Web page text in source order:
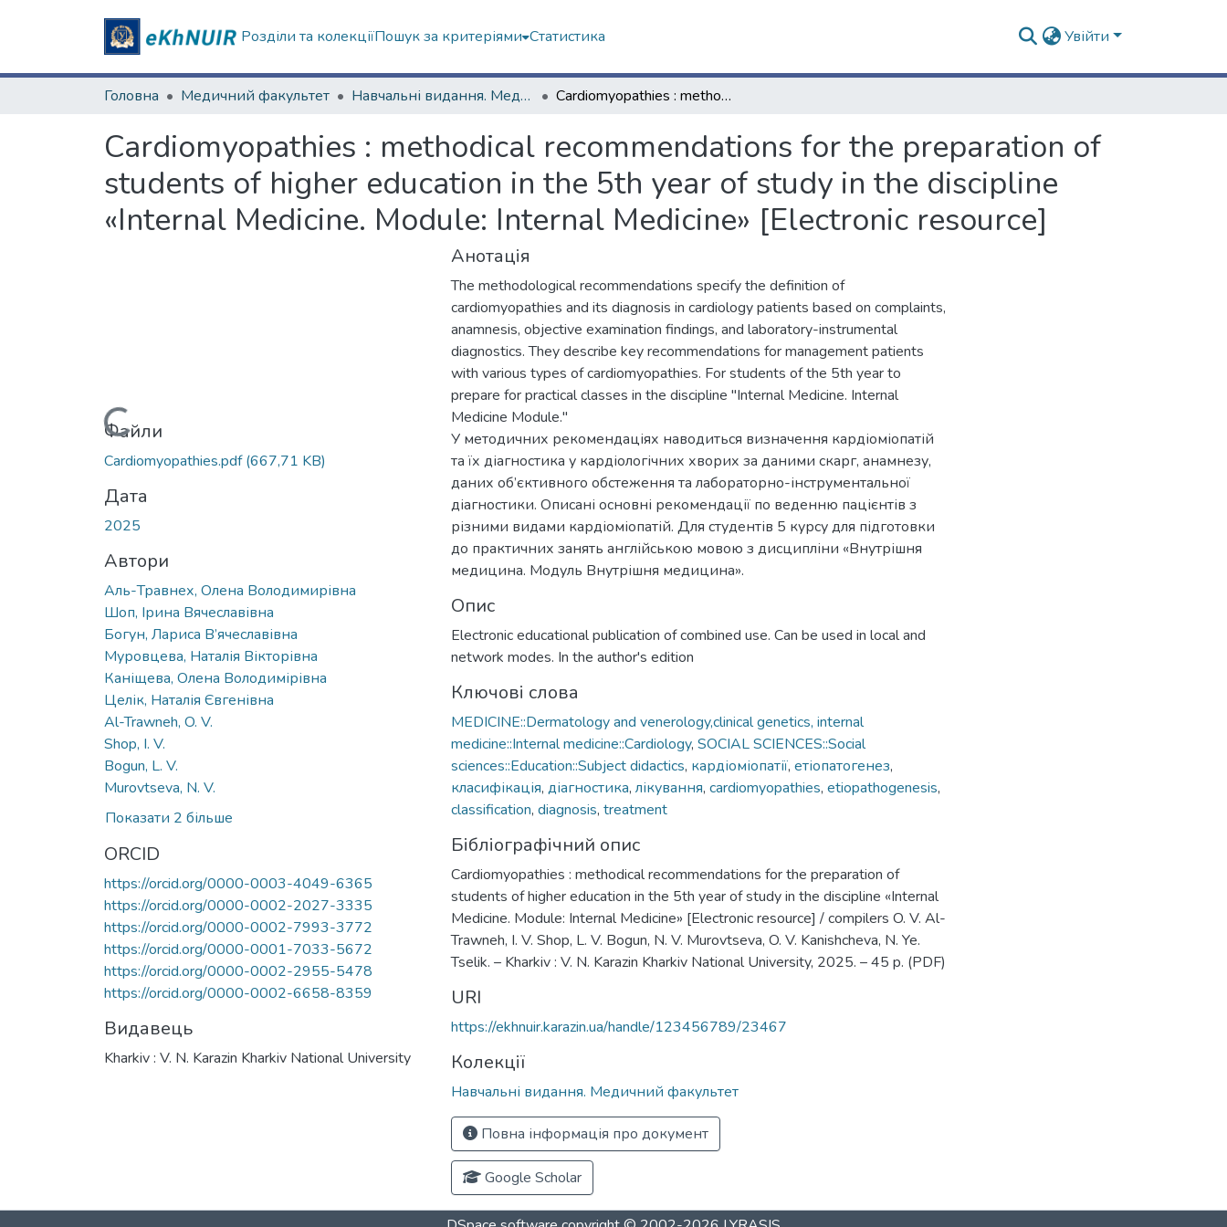
Розділи та колекціїПошук за критеріями Статистика Увійти
Головна Медичний факультет Навчальні видання. Медичний факультет Cardiomyopathies : methodical recommendations for the preparation of students of higher education in the 5th year of study in the discipline «Internal Medicine. Module: Internal Medicine» [Electronic resource]
Cardiomyopathies : methodical recommendations for the preparation of
students of higher education in the 5th year of study in the discipline
«Internal Medicine. Module: Internal Medicine» [Electronic resource]
Вантажиться...
Файли
Cardiomyopathies.pdf(667,71 KB)
Дата
2025
Автори
Аль-Травнех, Олена Володимирівна
Шоп, Ірина Вячеславівна
Богун, Лариса В’ячеславівна
Муровцева, Наталія Вікторівна
Каніщева, Олена Володимірівна
Целік, Наталія Євгенівна
Al-Trawneh, O. V.
Shop, I. V.
Bogun, L. V.
Murovtseva, N. V.
Показати 2 більше
ORCID
https://orcid.org/0000-0003-4049-6365
https://orcid.org/0000-0002-2027-3335
https://orcid.org/0000-0002-7993-3772
https://orcid.org/0000-0001-7033-5672
https://orcid.org/0000-0002-2955-5478
https://orcid.org/0000-0002-6658-8359
Видавець
Kharkiv : V. N. Karazin Kharkiv National University
Анотація
The methodological recommendations specify the definition of
cardiomyopathies and its diagnosis in cardiology patients based on complaints,
anamnesis, objective examination findings, and laboratory-instrumental
diagnostics. They describe key recommendations for management patients
with various types of cardiomyopathies. For students of the 5th year to
prepare for practical classes in the discipline "Internal Medicine. Internal
Medicine Module."
У методичних рекомендаціях наводиться визначення кардіоміопатій
та їх діагностика у кардіологічних хворих за даними скарг, анамнезу,
даних об’єктивного обстеження та лабораторно-інструментальної
діагностики. Описані основні рекомендації по веденню пацієнтів з
різними видами кардіоміопатій. Для студентів 5 курсу для підготовки
до практичних занять англійською мовою з дисципліни «Внутрішня
медицина. Модуль Внутрішня медицина».
Опис
Electronic educational publication of combined use. Can be used in local and
network modes. In the author's edition
Ключові слова
MEDICINE::Dermatology and venerology,clinical genetics, internal
medicine::Internal medicine::Cardiology, SOCIAL SCIENCES::Social
sciences::Education::Subject didactics, кардіоміопатії, етіопатогенез,
класифікація, діагностика, лікування, cardiomyopathies, etiopathogenesis,
classification, diagnosis, treatment
Бібліографічний опис
Cardiomyopathies : methodical recommendations for the preparation of
students of higher education in the 5th year of study in the discipline «Internal
Medicine. Module: Internal Medicine» [Electronic resource] / compilers O. V. Al-
Trawneh, I. V. Shop, L. V. Bogun, N. V. Murovtseva, O. V. Kanishcheva, N. Ye.
Tselik. – Kharkiv : V. N. Karazin Kharkiv National University, 2025. – 45 p. (PDF)
URI
https://ekhnuir.karazin.ua/handle/123456789/23467
Колекції
Навчальні видання. Медичний факультет
Повна інформація про документ
Google Scholar